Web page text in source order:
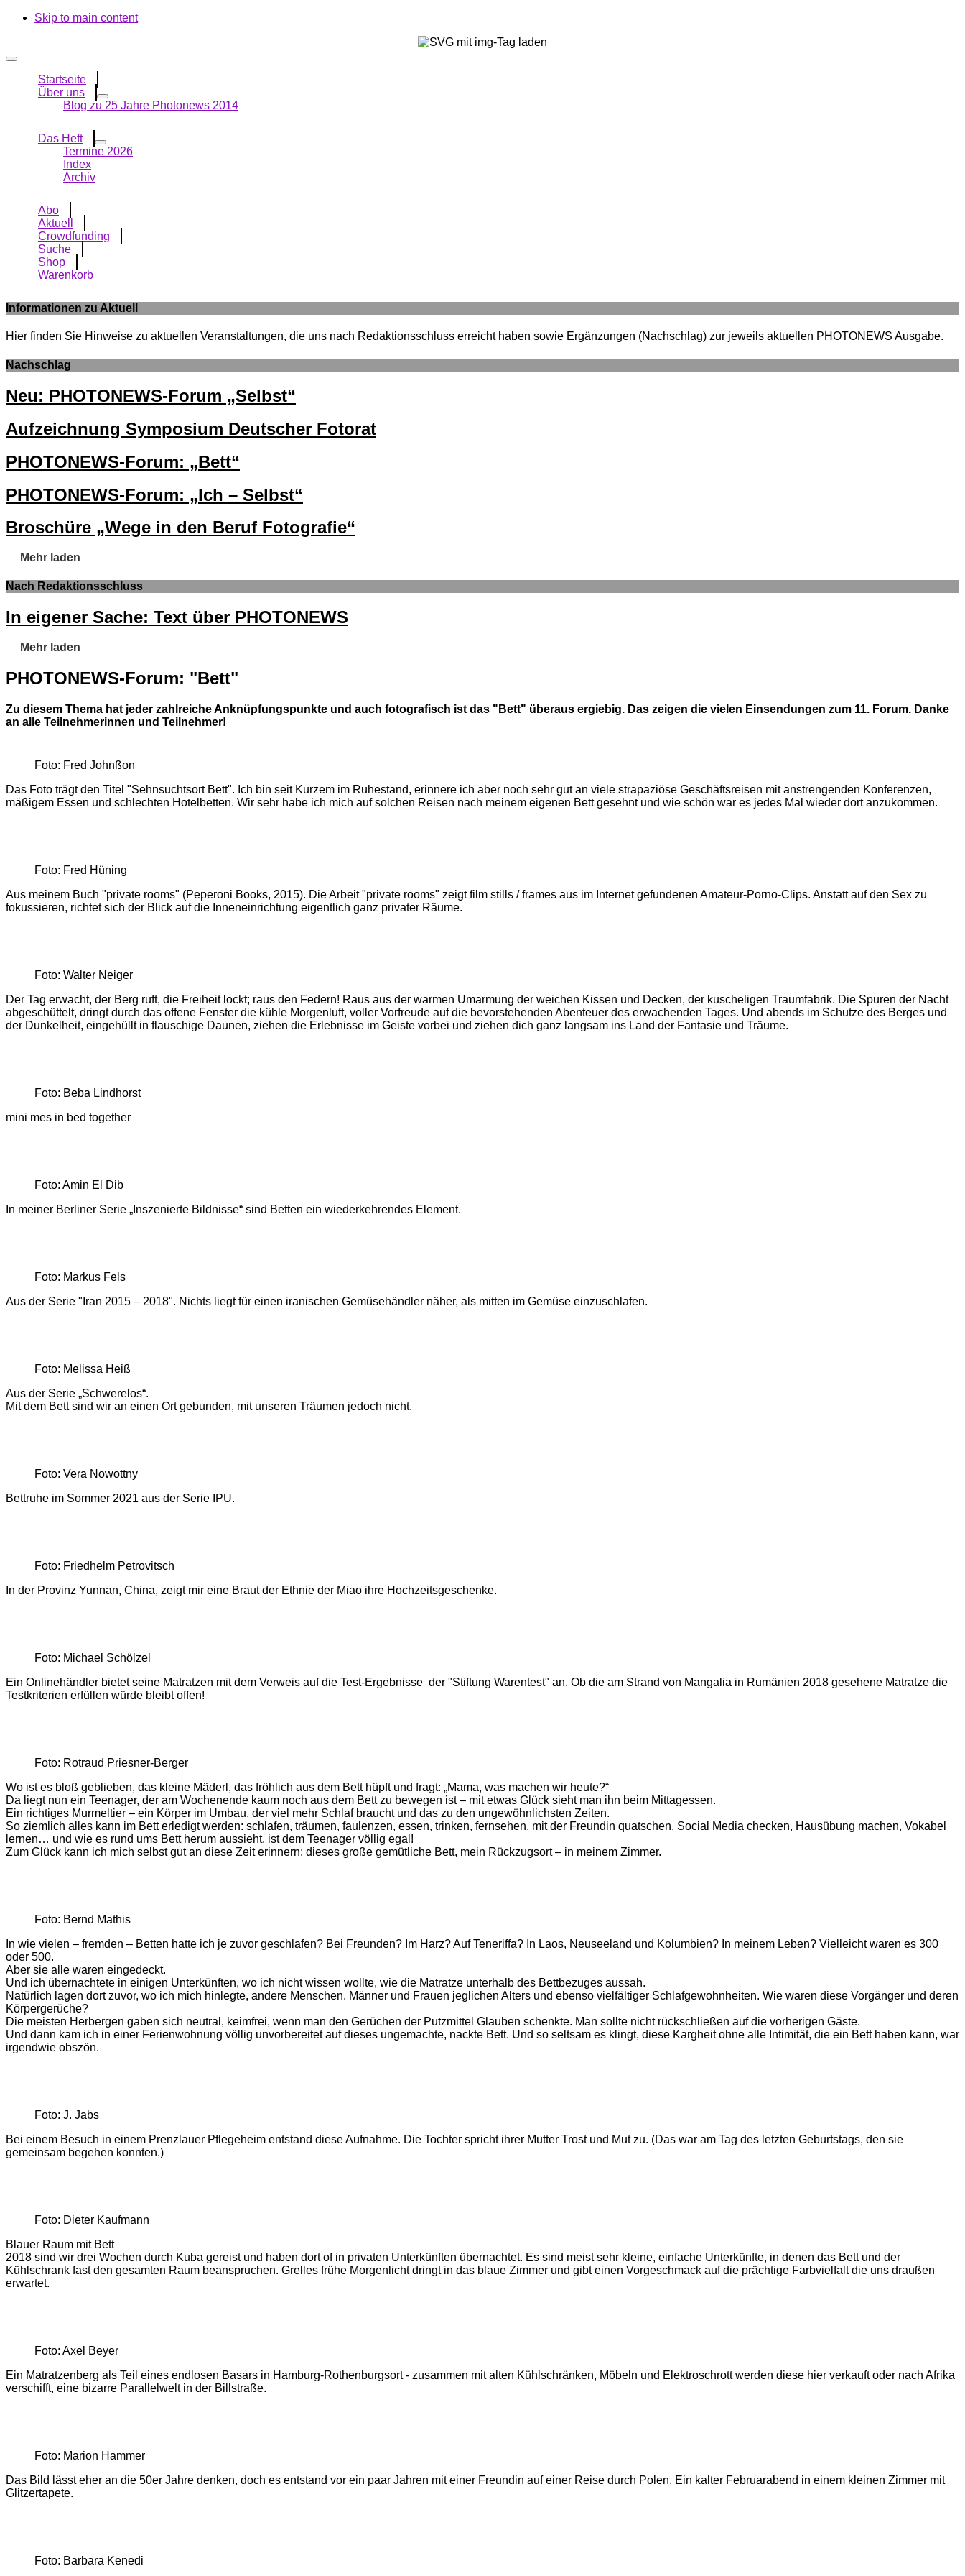
Skip to main content
Startseite
Über uns
Blog zu 25 Jahre Photonews 2014
Das Heft
Termine 2026
Index
Archiv
Abo
Aktuell
Crowdfunding
Suche
Shop
Warenkorb
Informationen zu Aktuell
Hier finden Sie Hinweise zu aktuellen Veranstaltungen, die uns nach Redaktionsschluss erreicht haben sowie Ergänzungen (Nachschlag) zur jeweils aktuellen PHOTONEWS Ausgabe.
Nachschlag
Neu: PHOTONEWS-Forum „Selbst“
Aufzeichnung Symposium Deutscher Fotorat
PHOTONEWS-Forum: „Bett“
PHOTONEWS-Forum: „Ich – Selbst“
Broschüre „Wege in den Beruf Fotografie“
Mehr laden
Nach Redaktionsschluss
In eigener Sache: Text über PHOTONEWS
Mehr laden
PHOTONEWS-Forum: "Bett"
Zu diesem Thema hat jeder zahlreiche Anknüpfungspunkte und auch fotografisch ist das "Bett" überaus ergiebig. Das zeigen die vielen Einsendungen zum 11. Forum. Danke
an alle Teilnehmerinnen und Teilnehmer!
Foto: Fred Johnßon
Das Foto trägt den Titel "Sehnsuchtsort Bett". Ich bin seit Kurzem im Ruhestand, erinnere ich aber noch sehr gut an viele strapaziöse Geschäftsreisen mit anstrengenden Konferenzen,
mäßigem Essen und schlechten Hotelbetten. Wir sehr habe ich mich auf solchen Reisen nach meinem eigenen Bett gesehnt und wie schön war es jedes Mal wieder dort anzukommen.
Foto: Fred Hüning
Aus meinem Buch "private rooms" (Peperoni Books, 2015). Die Arbeit "private rooms" zeigt film stills / frames aus im Internet gefundenen Amateur-Porno-Clips. Anstatt auf den Sex zu
fokussieren, richtet sich der Blick auf die Inneneinrichtung eigentlich ganz privater Räume.
Foto: Walter Neiger
Der Tag erwacht, der Berg ruft, die Freiheit lockt; raus den Federn! Raus aus der warmen Umarmung der weichen Kissen und Decken, der kuscheligen Traumfabrik. Die Spuren der Nacht
abgeschüttelt, dringt durch das offene Fenster die kühle Morgenluft, voller Vorfreude auf die bevorstehenden Abenteuer des erwachenden Tages. Und abends im Schutze des Berges und
der Dunkelheit, eingehüllt in flauschige Daunen, ziehen die Erlebnisse im Geiste vorbei und ziehen dich ganz langsam ins Land der Fantasie und Träume.
Foto: Beba Lindhorst
mini mes in bed together
Foto: Amin El Dib
In meiner Berliner Serie „Inszenierte Bildnisse“ sind Betten ein wiederkehrendes Element.
Foto: Markus Fels
Aus der Serie "Iran 2015 – 2018". Nichts liegt für einen iranischen Gemüsehändler näher, als mitten im Gemüse einzuschlafen.
Foto: Melissa Heiß
Aus der Serie „Schwerelos“.
Mit dem Bett sind wir an einen Ort gebunden, mit unseren Träumen jedoch nicht.
Foto: Vera Nowottny
Bettruhe im Sommer 2021 aus der Serie IPU.
Foto: Friedhelm Petrovitsch
In der Provinz Yunnan, China, zeigt mir eine Braut der Ethnie der Miao ihre Hochzeitsgeschenke.
Foto: Michael Schölzel
Ein Onlinehändler bietet seine Matratzen mit dem Verweis auf die Test-Ergebnisse der "Stiftung Warentest" an. Ob die am Strand von Mangalia in Rumänien 2018 gesehene Matratze die
Testkriterien erfüllen würde bleibt offen!
Foto: Rotraud Priesner-Berger
Wo ist es bloß geblieben, das kleine Mäderl, das fröhlich aus dem Bett hüpft und fragt: „Mama, was machen wir heute?“
Da liegt nun ein Teenager, der am Wochenende kaum noch aus dem Bett zu bewegen ist – mit etwas Glück sieht man ihn beim Mittagessen.
Ein richtiges Murmeltier – ein Körper im Umbau, der viel mehr Schlaf braucht und das zu den ungewöhnlichsten Zeiten.
So ziemlich alles kann im Bett erledigt werden: schlafen, träumen, faulenzen, essen, trinken, fernsehen, mit der Freundin quatschen, Social Media checken, Hausübung machen, Vokabel
lernen… und wie es rund ums Bett herum aussieht, ist dem Teenager völlig egal!
Zum Glück kann ich mich selbst gut an diese Zeit erinnern: dieses große gemütliche Bett, mein Rückzugsort – in meinem Zimmer.
Foto: Bernd Mathis
In wie vielen – fremden – Betten hatte ich je zuvor geschlafen? Bei Freunden? Im Harz? Auf Teneriffa? In Laos, Neuseeland und Kolumbien? In meinem Leben? Vielleicht waren es 300
oder 500.
Aber sie alle waren eingedeckt.
Und ich übernachtete in einigen Unterkünften, wo ich nicht wissen wollte, wie die Matratze unterhalb des Bettbezuges aussah.
Natürlich lagen dort zuvor, wo ich mich hinlegte, andere Menschen. Männer und Frauen jeglichen Alters und ebenso vielfältiger Schlafgewohnheiten. Wie waren diese Vorgänger und deren
Körpergerüche?
Die meisten Herbergen gaben sich neutral, keimfrei, wenn man den Gerüchen der Putzmittel Glauben schenkte. Man sollte nicht rückschließen auf die vorherigen Gäste.
Und dann kam ich in einer Ferienwohnung völlig unvorbereitet auf dieses ungemachte, nackte Bett. Und so seltsam es klingt, diese Kargheit ohne alle Intimität, die ein Bett haben kann, war
irgendwie obszön.
Foto: J. Jabs
Bei einem Besuch in einem Prenzlauer Pflegeheim entstand diese Aufnahme. Die Tochter spricht ihrer Mutter Trost und Mut zu. (Das war am Tag des letzten Geburtstags, den sie
gemeinsam begehen konnten.)
Foto: Dieter Kaufmann
Blauer Raum mit Bett
2018 sind wir drei Wochen durch Kuba gereist und haben dort of in privaten Unterkünften übernachtet. Es sind meist sehr kleine, einfache Unterkünfte, in denen das Bett und der
Kühlschrank fast den gesamten Raum beanspruchen. Grelles frühe Morgenlicht dringt in das blaue Zimmer und gibt einen Vorgeschmack auf die prächtige Farbvielfalt die uns draußen
erwartet.
Foto: Axel Beyer
Ein Matratzenberg als Teil eines endlosen Basars in Hamburg-Rothenburgsort - zusammen mit alten Kühlschränken, Möbeln und Elektroschrott werden diese hier verkauft oder nach Afrika
verschifft, eine bizarre Parallelwelt in der Billstraße.
Foto: Marion Hammer
Das Bild lässt eher an die 50er Jahre denken, doch es entstand vor ein paar Jahren mit einer Freundin auf einer Reise durch Polen. Ein kalter Februarabend in einem kleinen Zimmer mit
Glitzertapete.
Foto: Barbara Kenedi